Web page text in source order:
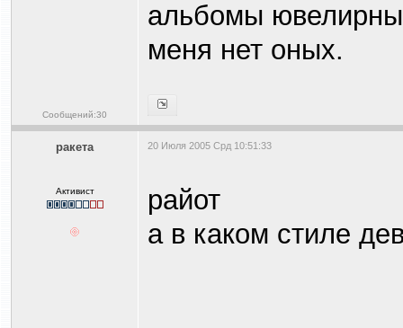
Сообщений:30
альбомы
меня нет оных.
ракета
Активист
20 Июля 2005 Срд 10:51:33
райот
а в каком стиле